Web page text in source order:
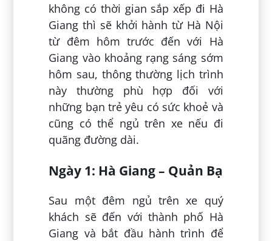
không có thời gian sắp xếp đi Hà
Giang thì sẽ khởi hành từ Hà Nội
từ đêm hôm trước đến với Hà
Giang vào khoảng rạng sáng sớm
hôm sau, thông thường lịch trình
này thường phù hợp đối với
những bạn trẻ yêu có sức khoẻ và
cũng có thể ngủ trên xe nếu đi
quãng đường dài.
Ngày 1: Hà Giang – Quản Bạ
Sau một đêm ngủ trên xe quý
khách sẽ đến với thành phố Hà
Giang và bắt đầu hành trình để